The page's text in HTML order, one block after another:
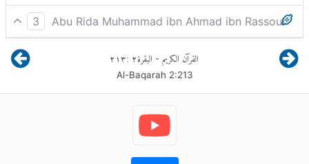
Die Menschen waren eine einzige Gemeinschaft. Dann
ließ Gott die Propheten als Freudenboten und Warner
erstehen. Er sandte mit ihnen das Buch mit der
Wahrheit herab, damit es zwischen den Menschen
über das urteile, worüber sie uneins waren. Und nur
nachdem die deutlichen Zeichen zu ihnen gekommen
waren - dies aus ungerechter Auflehnung
3
Abu Rida Muhammad ibn Ahmad ibn Rassoul
Die Menschen waren eine einzige Gemeinschaft. Dann
entsandte Allah die Propheten als Bringer froher
Botschaft und als Warner. Und Er offenbarte ihnen
das Buch mit der Wahrheit, um zwischen den
Menschen zu richten über das, worüber sie uneins
waren. Uneins aber waren nur jene, denen es gegeben
القرآن الكريم - البقرة٢:٢١٣
Al-Baqarah 2:213